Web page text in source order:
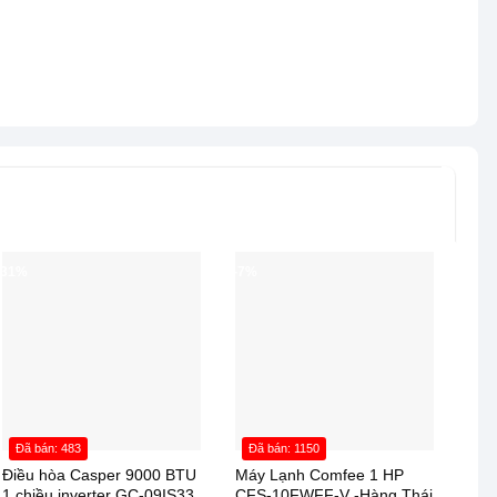
Điều hòa Casper 9000 BTU
Đã bán: 483
Máy Lạnh Comfee 1 HP
Đã bán: 1150